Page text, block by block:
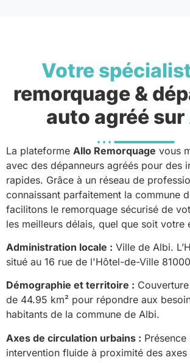
Votre
remorquage &
auto agréé sur
La plateforme Allo Remorquage vous
avec des dépanneurs agréés pour des
rapides. Grâce à un réseau de
connaissant parfaitement la commune
facilitons le remorquage sécurisé de
les meilleurs délais, quel que soit votre
Administration locale : Ville de Albi.
situé au 16 rue de l'Hôtel-de-Ville
Démographie et territoire :
de 44.95 km² pour répondre aux
habitants de la commune de Albi.
Axes de circulation urbains :
intervention fluide à proximité des axes